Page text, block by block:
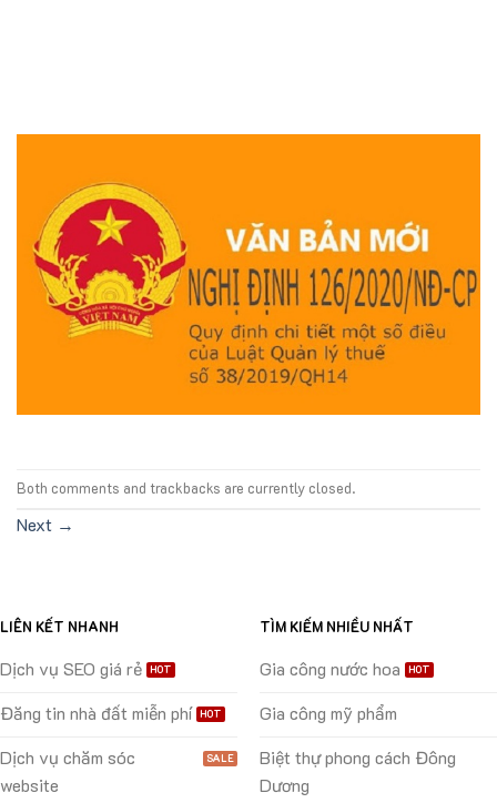
Both comments and trackbacks are currently closed.
Next →
LIÊN KẾT NHANH
Dịch vụ SEO giá rẻ
Đăng tin nhà đất miễn phí
Dịch vụ chăm sóc
website
TÌM KIẾM NHIỀU NHẤT
Gia công nước hoa
Gia công mỹ phẩm
Biệt thự phong cách Đông
Dương